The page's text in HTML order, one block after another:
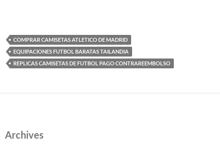
COMPRAR CAMISETAS ATLETICO DE MADRID
EQUIPACIONES FUTBOL BARATAS TAILANDIA
REPLICAS CAMISETAS DE FUTBOL PAGO CONTRAREEMBOLSO
Archives